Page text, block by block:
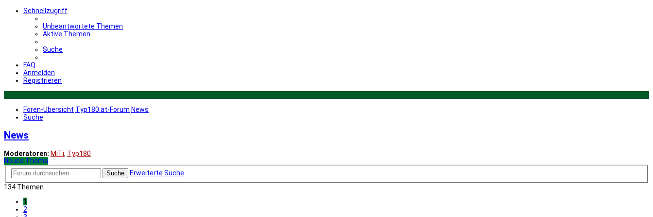
Schnellzugriff
Unbeantwortete Themen
Aktive Themen
Suche
FAQ
Anmelden
Registrieren
Foren-Übersicht Typ180.at-Forum News
Suche
News
Moderatoren: MiTi, Typ180
Neues Thema
Suche
Erweiterte Suche
134 Themen
1
2